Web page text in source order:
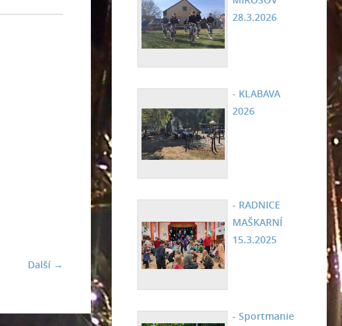
Další →
28.3.2026
- KLABAVA
2026
- RADNICE
MAŠKARNÍ
15.3.2025
- Sportmanie